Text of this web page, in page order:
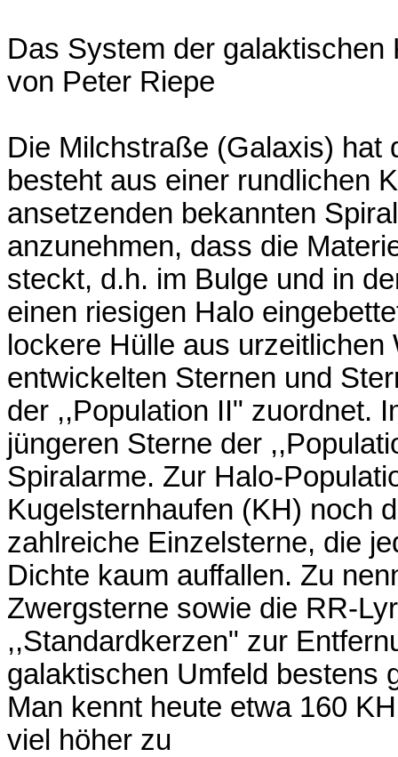
Das System der galaktischen
von Peter Riepe
Die Milchstraße (Galaxis) hat
besteht aus einer rundlichen
ansetzenden bekannten
anzunehmen, dass die
steckt, d.h. im Bulge und in
einen riesigen Halo
lockere Hülle aus
entwickelten Sternen und
der ,,Population II" zuordnet.
jüngeren Sterne der
Spiralarme. Zur Halo-
Kugelsternhaufen (KH) noch
zahlreiche Einzelsterne, die
Dichte kaum auffallen. Zu
Zwergsterne sowie die RR-
,,Standardkerzen" zur
galaktischen Umfeld bestens
Man kennt heute etwa 160
viel höher zu